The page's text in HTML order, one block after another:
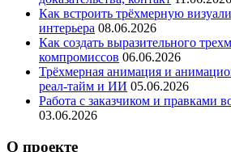
Как встроить трёхмерную
интерьера 08.06.2026
Как создать выразительного
компромиссов 06.06.2026
Трёхмерная анимация и
реал‑тайм и ИИ 05.06.2026
Работа с заказчиком и правками
03.06.2026
О проекте